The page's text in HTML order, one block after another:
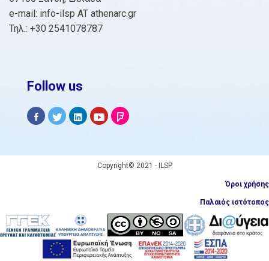
e-mail: info-ilsp AT athenarc.gr
Τηλ.: +30 2541078787
Follow us
Copyright© 2021 - ILSP
Όροι χρήσης
Παλαιός ιστότοπος